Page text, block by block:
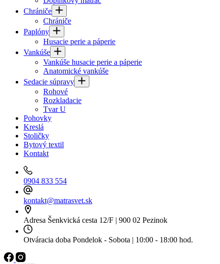
Chrániče
Chrániče
Paplóny
Husacie perie a páperie
Vankúše
Vankúše husacie perie a páperie
Anatomické vankúše
Sedacie súpravy
Rohové
Rozkladacie
Tvar U
Pohovky
Kreslá
Stoličky
Bytový textil
Kontakt
0904 833 554
kontakt@matrasvet.sk
Adresa Šenkvická cesta 12/F | 900 02 Pezinok
Otváracia doba Pondelok - Sobota | 10:00 - 18:00 hod.